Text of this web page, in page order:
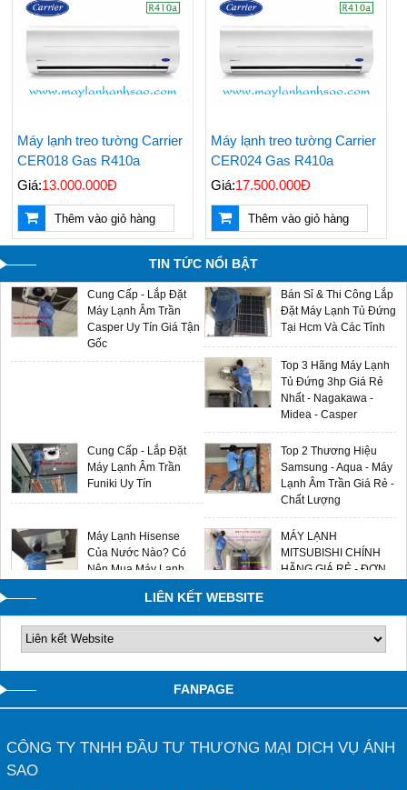
Máy lạnh treo tường Carrier
CER018 Gas R410a
Giá:13.000.000Đ
Thêm vào giỏ hàng
Máy lạnh treo tường Carrier
CER024 Gas R410a
Giá:17.500.000Đ
Thêm vào giỏ hàng
TIN TỨC NỔI BẬT
Kiệm Điện Đáng Mua
Nhất
Được Chọn Mua Nhiều
Nhất Hiện Nay
Giá Máy Lạnh Treo
Tường Casper Mới
Bán & Lắp Đặt Máy
Lạnh Tủ Đứng Aqua
Điều Hòa Casper
Chính Hãng Giá Rẻ -
Máy Lạnh Âm Trần
Aqua - Đại Lý Phân
Phối Chính Hãng Giá
Multi Split LG - Gas
R32 - Sản Phẩm Mới
2024 Giá Sỉ Tại Ánh
Cung Cấp - Lắp Đặt
Máy Lạnh Âm Trần
Casper Uy Tín Giá Tận
Gốc
Bán Sỉ & Thi Công Lắp
Đặt Máy Lạnh Tủ Đứng
Tại Hcm Và Các Tỉnh
Top 3 Hãng Máy Lạnh
Tủ Đứng 3hp Giá Rẻ
Nhất - Nagakawa -
Midea - Casper
Cung Cấp - Lắp Đặt
Máy Lạnh Âm Trần
Funiki Uy Tín
Top 2 Thương Hiệu
Samsung - Aqua - Máy
Lạnh Âm Trần Giá Rẻ -
Chất Lượng
Máy Lạnh Hisense
Của Nước Nào? Có
Nên Mua Máy Lạnh
MÁY LẠNH
MITSUBISHI CHÍNH
HÃNG GIÁ RẺ - ĐƠN
0909588116
LIÊN KẾT WEBSITE
FANPAGE
CÔNG TY TNHH ĐẦU TƯ THƯƠNG MẠI DỊCH VỤ ÁNH
SAO